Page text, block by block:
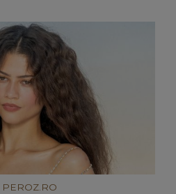
PEROZ.RO